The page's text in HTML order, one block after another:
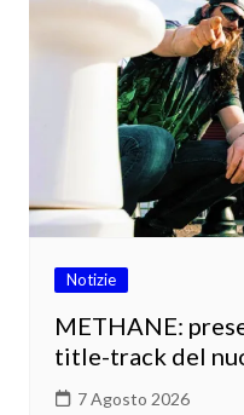
Notizie
METHANE:
title-track del
7 Agosto 2026